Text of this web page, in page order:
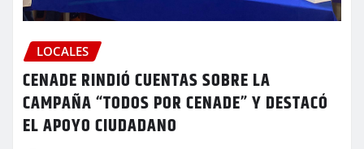
LOCALES
CENADE RINDIÓ CUENTAS SOBRE LA
CAMPAÑA “TODOS POR CENADE” Y DESTACÓ
EL APOYO CIUDADANO